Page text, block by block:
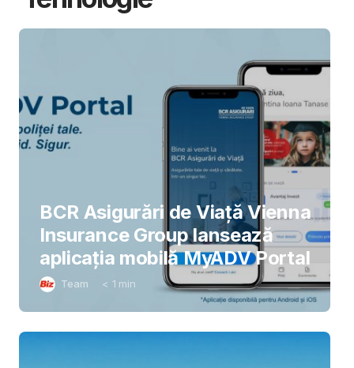
BCR Asigurări de Viață Vienna
Insurance Group lansează
aplicația mobilă MyADV Portal
Team < 1 min